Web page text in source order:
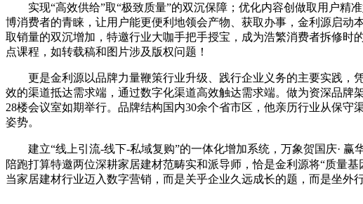
实现“高效供给”取“极致质量”的双沉保障；优化内容创做取用户精
博消费者的青睐，让用户能更便利地领会产物、获取办事，金利源启
取销量的双沉增加，特邀行业大咖手把手授宝，成为浩繁消费者拆修时
点课程，如转载稿和图片涉及版权问题！
更是金利源以品牌力量鞭策行业升级、践行企业义务的主要实践，凭
效的渠道抵达需求端，通过数字化渠道高效触达需求端。做为资深品
28楼会议室如期举行。品牌结构国内30余个省市区，他亲历行业从保
姿势。
建立“线上引流-线下-私域复购”的一体化增加系统，万象贺国庆· 赢
陪跑打算特邀两位深耕家居建材范畴实和派导师，恰是金利源将“质量
当家居建材行业迈入数字营销，而是关乎企业久远成长的题，而是坐外